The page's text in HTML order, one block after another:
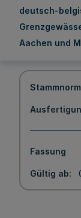
deutsch-
Aachen und
Stammnorm
Fassung
Gültig ab